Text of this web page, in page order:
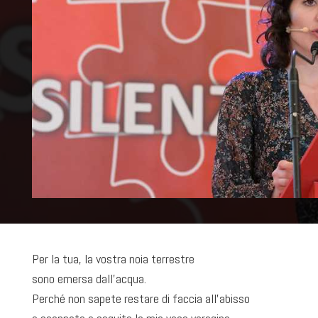
Per la tua, la vostra noia terrestre
sono emersa dall’acqua.
Perché non sapete restare di faccia all’abisso